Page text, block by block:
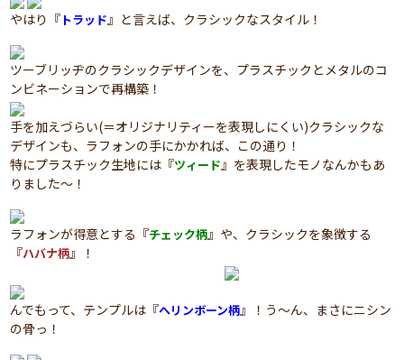
やはり『トラッド』と言えば、クラシックなスタイル！
ツーブリッヂのクラシックデザインを、プラスチックとメタルのコ
ンビネーションで再構築！
手を加えづらい(＝オリジナリティーを表現しにくい)クラシックな
デザインも、ラフォンの手にかかれば、この通り！
特にプラスチック生地には『ツィード』を表現したモノなんかもあ
りました～！
ラフォンが得意とする『チェック柄』や、クラシックを象徴する
『ハバナ柄』！
んでもって、テンプルは『ヘリンボーン柄』！う～ん、まさにニシン
の骨っ！